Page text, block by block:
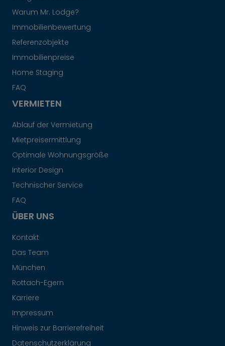
Warum Mr. Lodge?
Immobilienbewertung
Referenzobjekte
Immobilienpreise
Home Staging
FAQ
VERMIETEN
Ablauf der Vermietung
Mietpreisermittlung
Optimale Wohnungsgröße
Interior Design
Technischer Service
FAQ
ÜBER UNS
Kontakt
Das Team
München
Rottach-Egern
Karriere
Impressum
Hinweis zur Barrierefreiheit
Datenschutzerklärung